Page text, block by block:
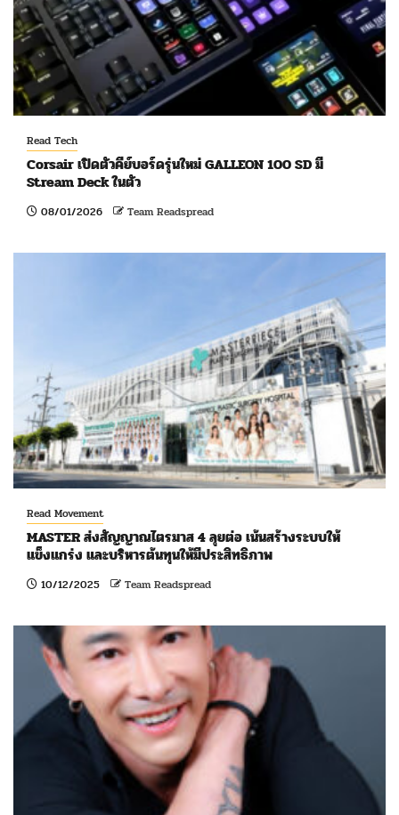
Read Tech
Corsair เปิดตัวคีย์บอร์ดรุ่นใหม่ GALLEON 100 SD มี
Stream Deck ในตัว
08/01/2026 Team Readspread
Read Movement
MASTER ส่งสัญญาณไตรมาส 4 ลุยต่อ เน้นสร้างระบบให้
แข็งแกร่ง และบริหารต้นทุนให้มีประสิทธิภาพ
10/12/2025 Team Readspread